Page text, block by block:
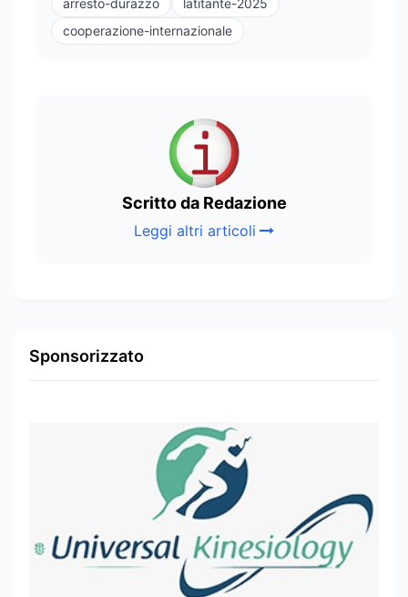
cooperazione-internazionale
Scritto da Redazione
Leggi altri articoli
Sponsorizzato